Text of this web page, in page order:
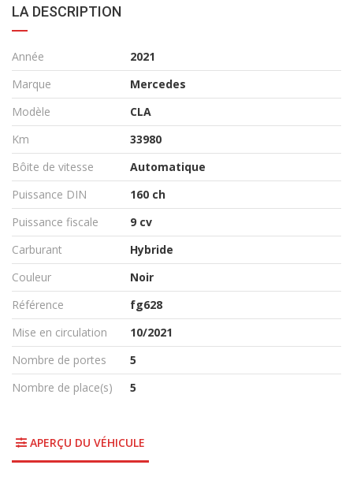
LA DESCRIPTION
Année
2021
Marque
Mercedes
Modèle
CLA
Km
33980
Bôite de vitesse
Automatique
Puissance DIN
160 ch
Puissance fiscale
9 cv
Carburant
Hybride
Couleur
Noir
Référence
fg628
Mise en circulation
10/2021
Nombre de portes
5
Nombre de place(s)
5
APERÇU DU VÉHICULE